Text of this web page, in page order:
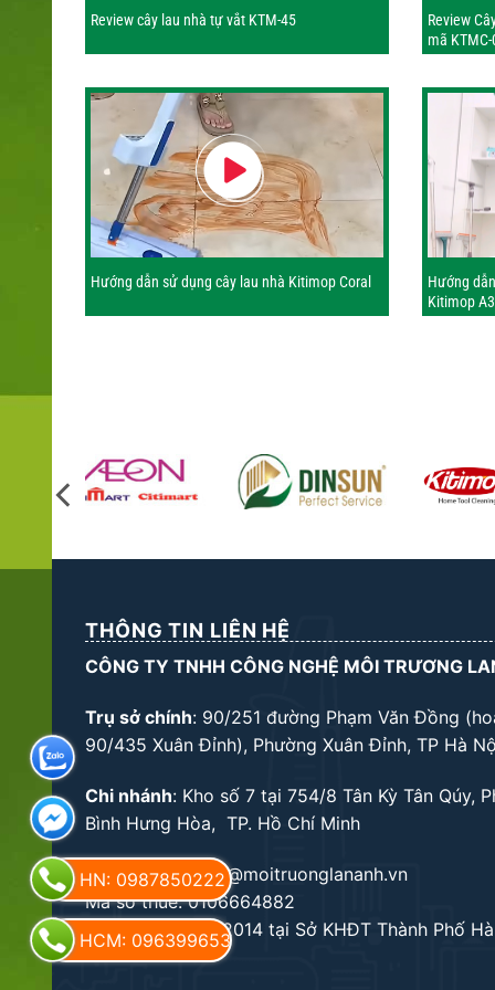
Review cây lau nhà tự vắt KTM-45
Review
mã KTMC-
Hướng dẫn sử dụng cây lau nhà Kitimop Coral
Hướng
Kitimop A3
THÔNG TIN LIÊN HỆ
CÔNG TY TNHH CÔNG NGHỆ MÔI TRƯƠNG
Trụ sở chính: 90/251 đường Phạm Văn Đồng
90/435 Xuân Đỉnh), Phường Xuân Đỉnh, TP Hà
Chi nhánh: Kho số 7 tại 754/8 Tân Kỳ Tân Qúy,
Bình Hưng Hòa, TP. Hồ Chí Minh
Email: kinhdoanh@moitruonglananh.vn
Mã số thuế: 0106664882
Cấp ngày 14/10/2014 tại Sở KHĐT Thành Phố
HN: 0987850222
HCM: 0963996534